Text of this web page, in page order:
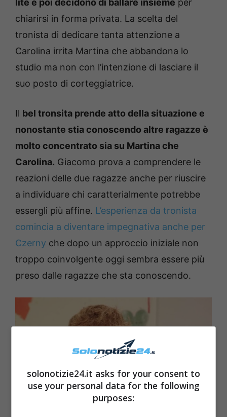
lite e poi decidono di ballare insieme per
chiarirsi in forma privata. La scelta del
tronista di dedicare tanta attenzione a
Carolina irrita Martina che abbandona lo
studio ma non con l’intenzione di lasciare il
suo posto di corteggiatrice.
Il bel tronsita prende atto della situazione e
nonostante stia conoscendo altre ragazze è
molto concentrato sia su Martina che
Carolina. Giacomo prova a comprendere le
reazioni delle due ragazze anche per riuscire
a individuare chi caratterialmente potrebbe
essergli più affine. L’esperienza da tronista
comincia a diventare impegnativa anche per
Czerny che dopo un approccio iniziale non
troppo coinvolgente oggi sembra essere più
preso dalle ragazze che sta conoscendo.
solonotizie24.it asks for your consent to
use your personal data for the following
purposes: